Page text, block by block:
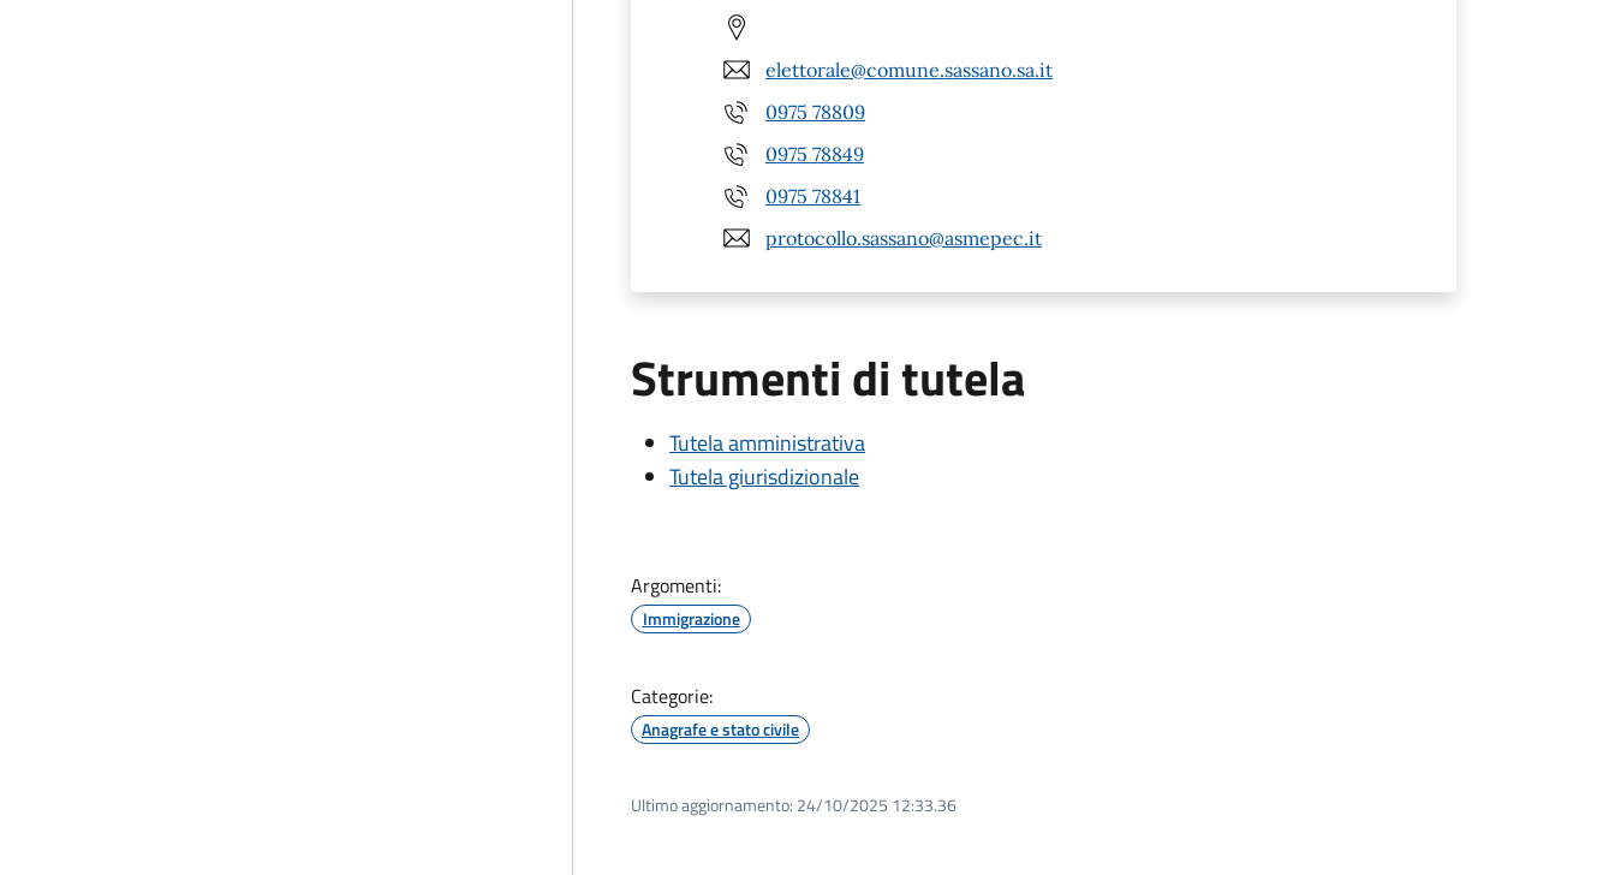
elettorale@comune.sassano.sa.it
0975 78809
0975 78849
0975 78841
protocollo.sassano@asmepec.it
Strumenti di tutela
Tutela amministrativa
Tutela giurisdizionale
Argomenti:
Immigrazione
Categorie:
Anagrafe e stato civile
Ultimo aggiornamento: 24/10/2025 12:33.36